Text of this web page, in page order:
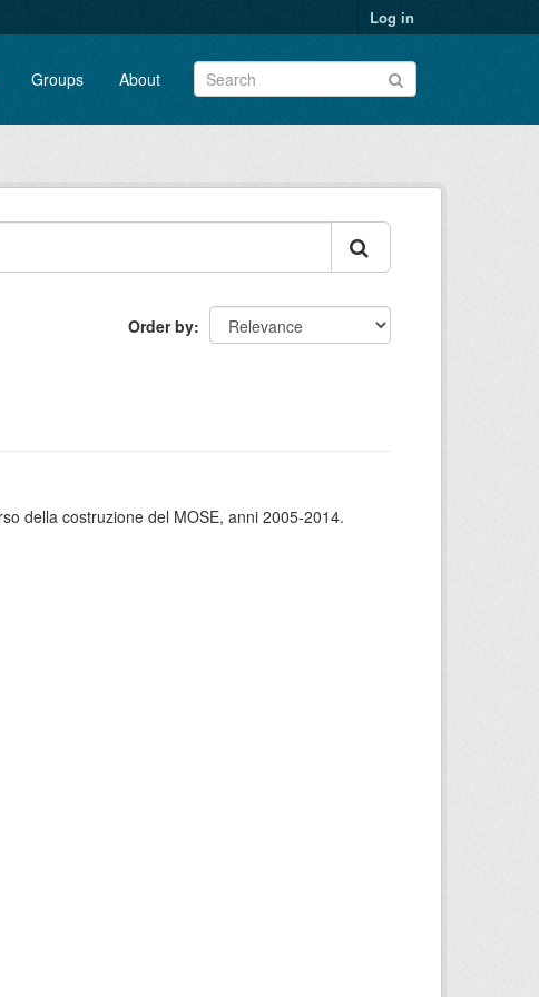
Log in
Groups About
Order by
della costruzione del MOSE, anni 2005-2014.